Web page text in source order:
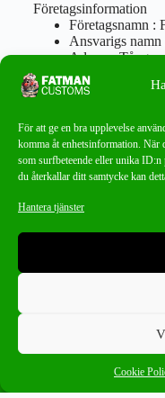
För att ge en bra upplevelse
komma åt enhetsinformation. När
som surfbeteende eller unika
du återkallar ditt samtycke kan
Hantera tjänster
Cookie
Företagsinformation
Företagsnamn :
Ansvarigs
Adress :
Postnr : 417 46
Tel :
Mån – Fre
Lör -11:00 –
Missa
11 -19 F20/F21